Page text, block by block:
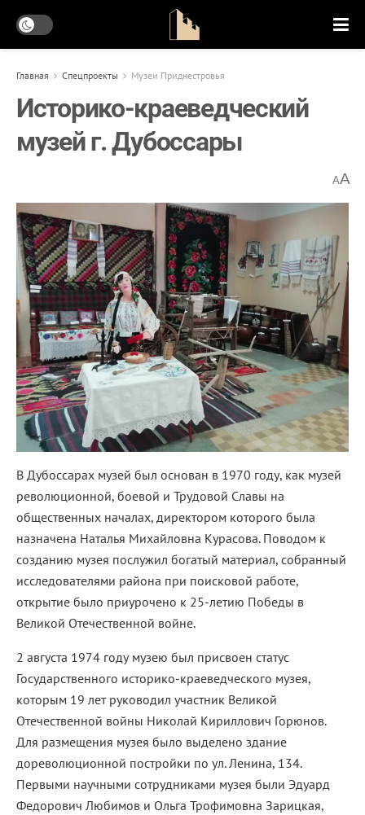
Главная Спецпроекты Музеи Приднестровья
Историко-краеведческий
музей г. Дубоссары
AA
В Дубоссарах музей был основан в 1970 году, как музей
революционной, боевой и Трудовой Славы на
общественных началах, директором которого была
назначена Наталья Михайловна Курасова. Поводом к
созданию музея послужил богатый материал, собранный
исследователями района при поисковой работе,
открытие было приурочено к 25-летию Победы в
Великой Отечественной войне.
2 августа 1974 году музею был присвоен статус
Государственного историко-краеведческого музея,
которым 19 лет руководил участник Великой
Отечественной войны Николай Кириллович Горюнов.
Для размещения музея было выделено здание
дореволюционной постройки по ул. Ленина, 134.
Первыми научными сотрудниками музея были Эдуард
Федорович Любимов и Ольга Трофимовна Зарицкая,